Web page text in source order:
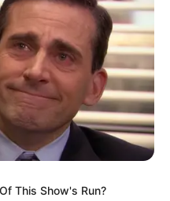
This Show's Run?